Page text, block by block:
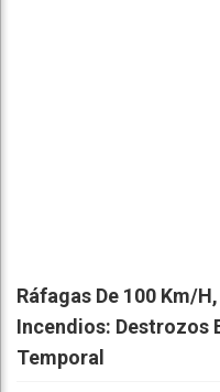
Ráfagas De 100 Km/
Incendios: Destrozos
Temporal